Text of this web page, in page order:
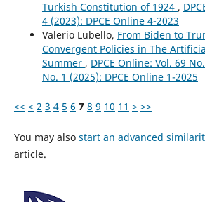
Turkish Constitution of 1924 ,
4 (2023): DPCE Online 4-2023
Valerio Lubello, From Biden to
Convergent Policies in The
Summer , DPCE Online: Vol. 69
No. 1 (2025): DPCE Online 1-2025
<< < 2 3 4 5 6 7 8 9 10 11 > >>
You may also start an advanced
article.